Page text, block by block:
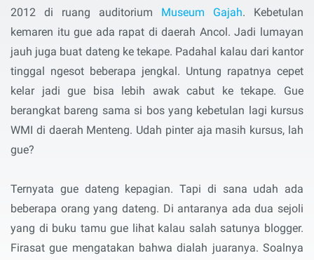
2012 di ruang auditorium Museum Gajah. Kebetulan
kemaren itu gue ada rapat di daerah Ancol. Jadi lumayan
jauh juga buat dateng ke tekape. Padahal kalau dari kantor
tinggal ngesot beberapa jengkal. Untung rapatnya cepet
kelar jadi gue bisa lebih awak cabut ke tekape. Gue
berangkat bareng sama si bos yang kebetulan lagi kursus
WMI di daerah Menteng. Udah pinter aja masih kursus, lah
gue?
Ternyata gue dateng kepagian. Tapi di sana udah ada
beberapa orang yang dateng. Di antaranya ada dua sejoli
yang di buku tamu gue lihat kalau salah satunya blogger.
Firasat gue mengatakan bahwa dialah juaranya. Soalnya